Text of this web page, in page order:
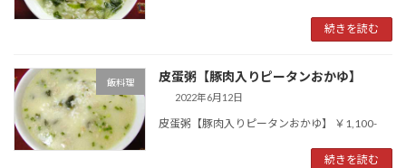
続きを読む
飯料理 皮蛋粥【豚肉入りピータンおかゆ】
2022年6月12日
皮蛋粥【豚肉入りピータンおかゆ】 ￥1,100-
続きを読む